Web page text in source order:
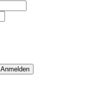
Anmelden